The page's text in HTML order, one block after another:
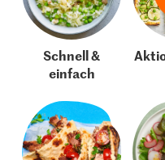
Schnell &
einfach